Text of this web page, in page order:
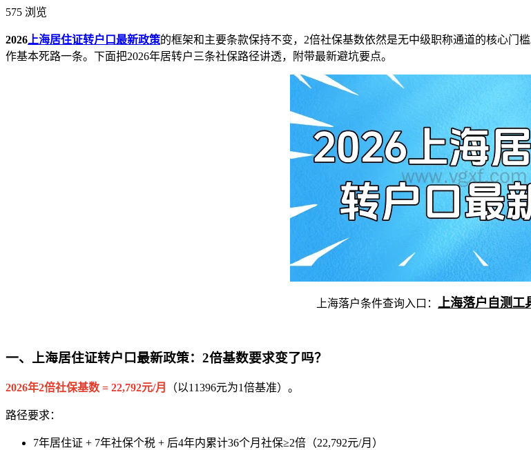
575 浏览
2026 上海居住证转户口最新政策的框架和主要条款保持不变，2倍社保基数依然是无中级职称通道的核心
作基本死路一条。下面把2026年居转户三条社保路径讲透，附带最新避坑要点。
上海落户条件查询入口： 上海落户自测工
一、上海居住证转户口最新政策：2倍基数要求变了吗？
2026年2倍社保基数 = 22,792元/月 （以11396元为1倍基准）。
路径要求：
7年居住证 + 7年社保个税 + 后4年内累计36个月社保≥2倍（22,792元/月）